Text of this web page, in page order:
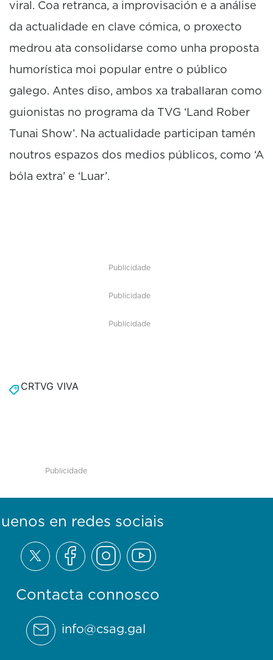
viral. Coa retranca, a improvisación e a análise
da actualidade en clave cómica, o proxecto
medrou ata consolidarse como unha proposta
humorística moi popular entre o público
galego. Antes diso, ambos xa traballaran como
guionistas no programa da TVG ‘Land Rober
Tunai Show’. Na actualidade participan tamén
noutros espazos dos medios públicos, como ‘A
bóla extra’ e ‘Luar’.
Publicidade
Publicidade
Publicidade
CRTVG VIVA
Publicidade
Contacta connosco
info@csag.gal
en redes sociais